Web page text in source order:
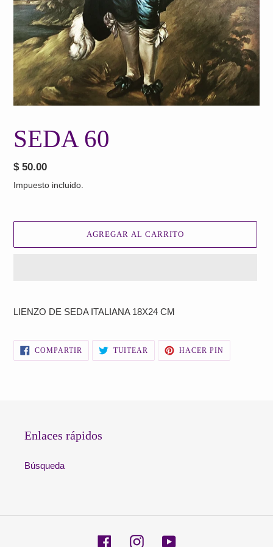
SEDA 60
Precio
habitual
$ 50.00
Impuesto incluido.
AGREGAR AL CARRITO
producto
tu
carrito
LIENZO DE SEDA ITALIANA 18X24 CM
COMPARTIR COMPARTIR
EN
FACEBOOK
TUITEAR TUITEAR
TWITTER
HACER PINPINEAR
PINTEREST
Enlaces rápidos
Búsqueda
FacebookInstagramYouTube